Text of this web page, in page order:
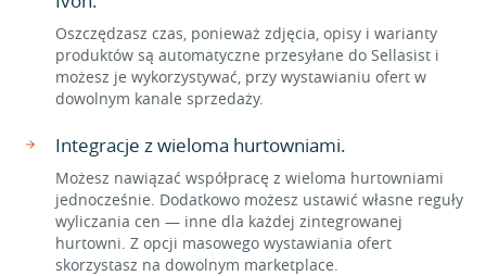
Oszczędzasz czas, ponieważ zdjęcia, opisy i warianty
produktów są automatyczne przesyłane do Sellasist i
możesz je wykorzystywać, przy wystawianiu ofert w
dowolnym kanale sprzedaży.
Integracje z wieloma hurtowniami.
Możesz nawiązać współpracę z wieloma hurtowniami
jednocześnie. Dodatkowo możesz ustawić własne reguły
wyliczania cen — inne dla każdej zintegrowanej
hurtowni. Z opcji masowego wystawiania ofert
skorzystasz na dowolnym marketplace.